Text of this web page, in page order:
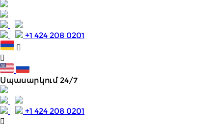
+1 424 208 0201
Սպասարկում 24/7
+1 424 208 0201